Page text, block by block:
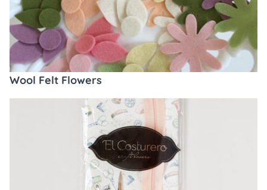
Wool Felt Flowers